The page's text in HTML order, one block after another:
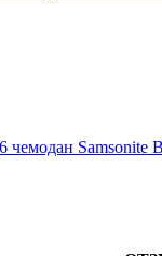
чемодан Samsonite